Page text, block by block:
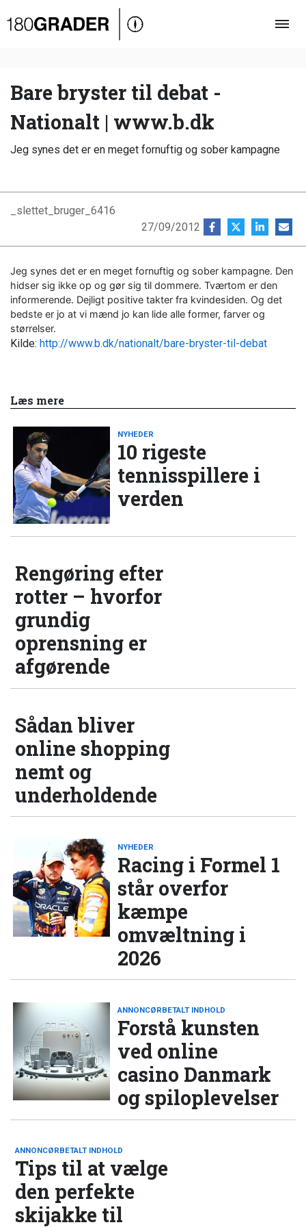
Oversigt
Debat
Video
Podcast
Bare bryster til debat -
Nationalt | www.b.dk
Jeg synes det er en meget fornuftig og sober kampagne
_slettet_bruger_6416
27/09/2012
Jeg synes det er en meget fornuftig og sober kampagne. Den
hidser sig ikke op og gør sig til dommere. Tværtom er den
informerende. Dejligt positive takter fra kvindesiden. Og det
bedste er jo at vi mænd jo kan lide alle former, farver og
størrelser.
Kilde: http://www.b.dk/nationalt/bare-bryster-til-debat
Læs mere
NYHEDER
10 rigeste
tennisspillere i
verden
Rengøring efter
rotter – hvorfor
grundig
oprensning er
afgørende
Sådan bliver
online shopping
nemt og
underholdende
NYHEDER
Racing i Formel 1
står overfor
kæmpe
omvæltning i
2026
ANNONCØRBETALT INDHOLD
Forstå kunsten
ved online
casino Danmark
og spiloplevelser
ANNONCØRBETALT INDHOLD
Tips til at vælge
den perfekte
skijakke til